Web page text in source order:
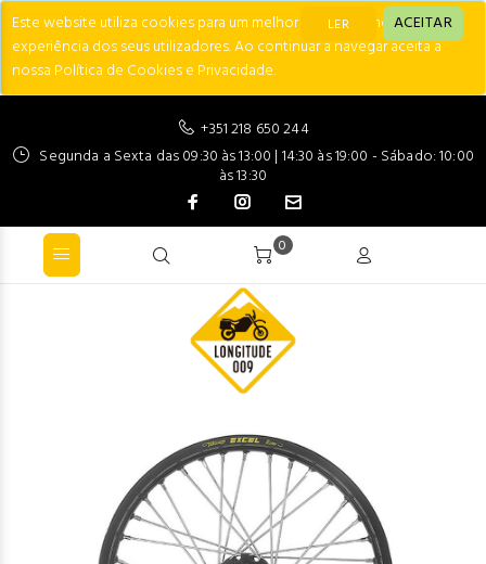
Este website utiliza cookies para um melhor desempenho e
experiência dos seus utilizadores. Ao continuar a navegar aceita a
nossa Política de Cookies e Privacidade.
LER ACEITAR
+351 218 650 244
Segunda a Sexta das 09:30 às 13:00 | 14:30 às 19:00 - Sábado: 10:00
às 13:30
0